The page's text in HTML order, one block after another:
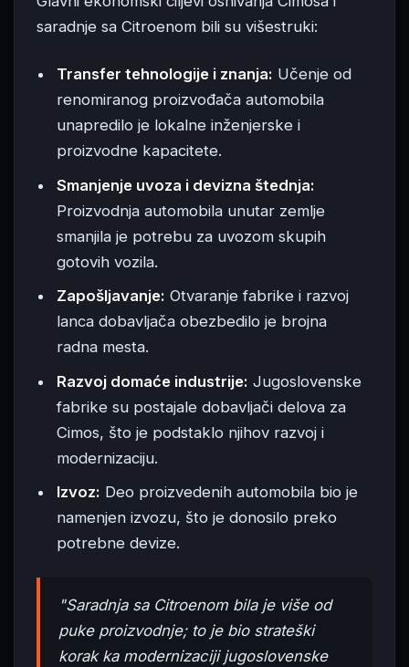
saradnje sa Citroenom bili su višestruki:
Transfer tehnologije i znanja: Učenje od
renomiranog proizvođača automobila
unapredilo je lokalne inženjerske i
proizvodne kapacitete.
Smanjenje uvoza i devizna štednja:
Proizvodnja automobila unutar zemlje
smanjila je potrebu za uvozom skupih
gotovih vozila.
Zapošljavanje: Otvaranje fabrike i razvoj
lanca dobavljača obezbedilo je brojna
radna mesta.
Razvoj domaće industrije: Jugoslovenske
fabrike su postajale dobavljači delova za
Cimos, što je podstaklo njihov razvoj i
modernizaciju.
Izvoz: Deo proizvedenih automobila bio je
namenjen izvozu, što je donosilo preko
potrebne devize.
"Saradnja sa Citroenom bila je više od
puke proizvodnje; to je bio strateški
korak ka modernizaciji jugoslovenske